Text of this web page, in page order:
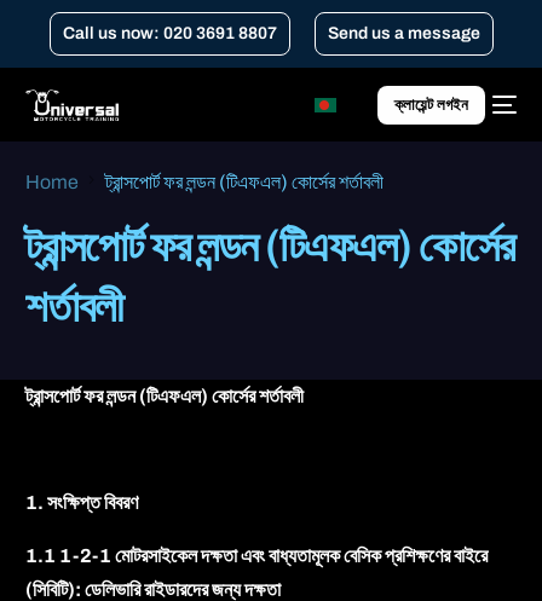
Call us now: 020 3691 8807 Send us a message
ক্লায়েন্ট লগইন
Home ট্রান্সপোর্ট ফর লন্ডন (টিএফএল) কোর্সের শর্তাবলী
ট্রান্সপোর্ট ফর লন্ডন (টিএফএল) কোর্সের
শর্তাবলী
ট্রান্সপোর্ট ফর লন্ডন (টিএফএল) কোর্সের শর্তাবলী
1. সংক্ষিপ্ত বিবরণ
1.1 1-2-1 মোটরসাইকেল দক্ষতা এবং বাধ্যতামূলক বেসিক প্রশিক্ষণের বাইরে
(সিবিটি): ডেলিভারি রাইডারদের জন্য দক্ষতা